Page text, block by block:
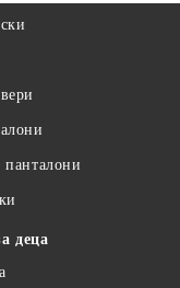
панталони
деца